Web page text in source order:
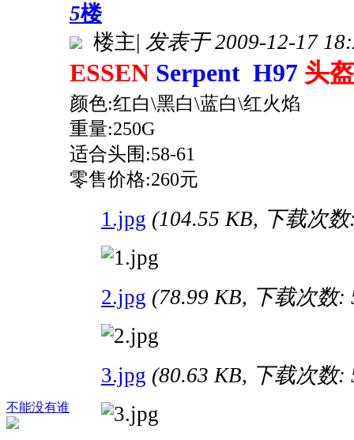
不能没有谁
5楼
楼主| 发表于 2009-12-17
ESSEN Serpent H97 头盔
颜色:红白\黑白\蓝白\红火焰
重量:250G
适合头围:58-61
零售价格:260元
1.jpg (104.55 KB, 下载次
2.jpg (78.99 KB, 下载次数:
3.jpg (80.63 KB, 下载次数: